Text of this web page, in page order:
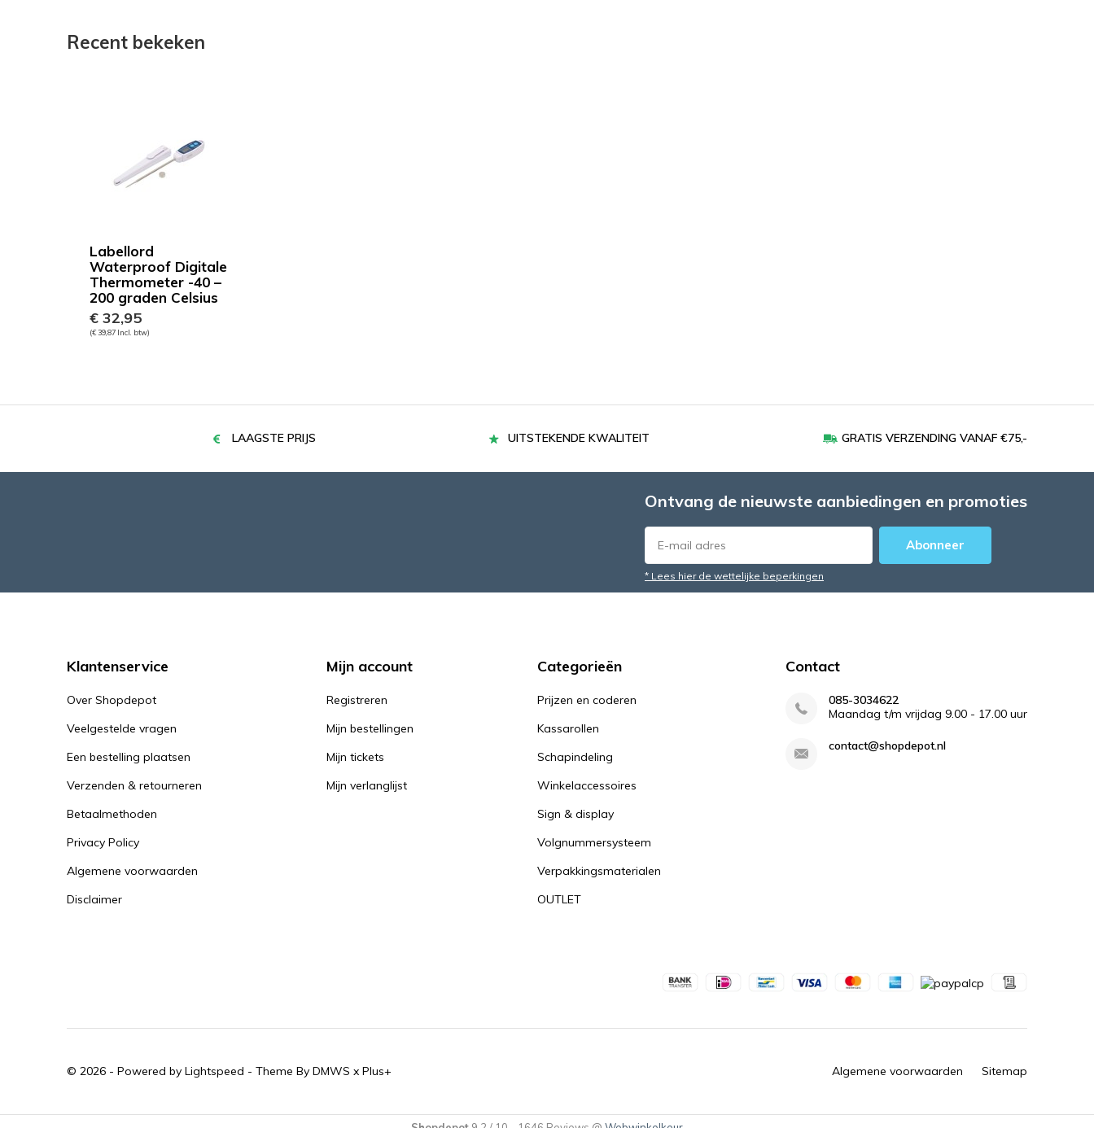
Recent bekeken
Labellord
Waterproof Digitale
Thermometer -40 –
200 graden Celsius
€ 32,95
(€ 39,87 Incl. btw)
LAAGSTE PRIJS UITSTEKENDE KWALITEIT GRATIS VERZENDING VANAF €75,-
Ontvang de nieuwste aanbiedingen en promoties
Abonneer
* Lees hier de wettelijke beperkingen
Klantenservice
Over Shopdepot
Veelgestelde vragen
Een bestelling plaatsen
Verzenden & retourneren
Betaalmethoden
Privacy Policy
Algemene voorwaarden
Disclaimer
Mijn account
Registreren
Mijn bestellingen
Mijn tickets
Mijn verlanglijst
Categorieën
Prijzen en coderen
Kassarollen
Schapindeling
Winkelaccessoires
Sign & display
Volgnummersysteem
Verpakkingsmaterialen
OUTLET
Contact
085-3034622
Maandag t/m vrijdag 9.00 - 17.00 uur
contact@shopdepot.nl
© 2026 - Powered by Lightspeed - Theme By DMWS x Plus+ Algemene voorwaarden Sitemap